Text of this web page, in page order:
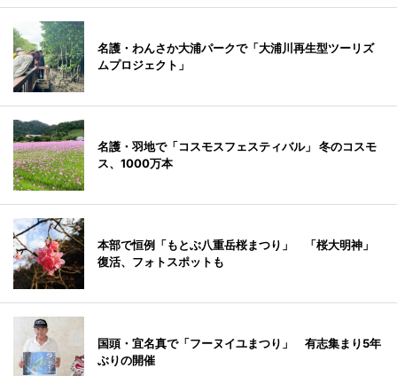
名護・わんさか大浦パークで「大浦川再生型ツーリズ
ムプロジェクト」
名護・羽地で「コスモスフェスティバル」 冬のコスモ
ス、1000万本
本部で恒例「もとぶ八重岳桜まつり」 「桜大明神」
復活、フォトスポットも
国頭・宜名真で「フーヌイユまつり」 有志集まり5年
ぶりの開催